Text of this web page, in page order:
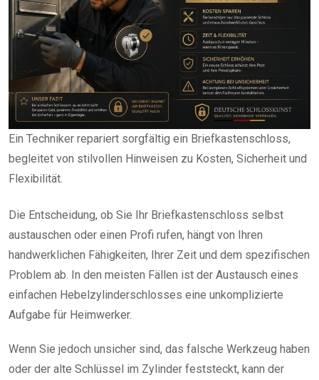
Ein Techniker repariert sorgfältig ein Briefkastenschloss,
begleitet von stilvollen Hinweisen zu Kosten, Sicherheit und
Flexibilität.
Die Entscheidung, ob Sie Ihr Briefkastenschloss selbst
austauschen oder einen Profi rufen, hängt von Ihren
handwerklichen Fähigkeiten, Ihrer Zeit und dem spezifischen
Problem ab. In den meisten Fällen ist der Austausch eines
einfachen Hebelzylinderschlosses eine unkomplizierte
Aufgabe für Heimwerker.
Wenn Sie jedoch unsicher sind, das falsche Werkzeug haben
oder der alte Schlüssel im Zylinder feststeckt, kann der